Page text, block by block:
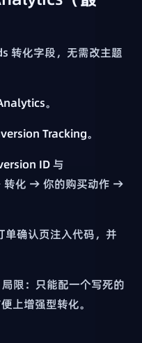
转化字段，无需改主题
。
Tracking。
ID与
转化 → 你的购买动作 →
确认页注入代码，并
限：只能配一个写死的
上增强型转化。